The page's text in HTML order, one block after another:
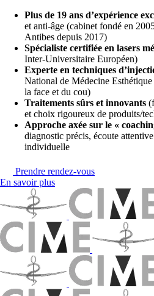
Plus de 19 ans d’expérience
et anti-âge (cabinet fondé en
Antibes depuis 2017)
Spécialiste certifiée en lasers
Inter-Universitaire Européen)
Experte en techniques
National de Médecine
la face et du cou)
Traitements sûrs et innovants
et choix rigoureux de produits/
Approche axée sur le «
diagnostic précis, écoute
individuelle
Prendre rendez-vous
En savoir plus